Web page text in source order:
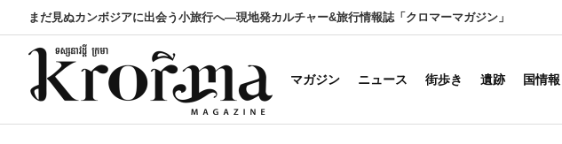
まだ見ぬカンボジアに出会う小旅行へ―現地発カルチャー&旅行情報誌「クロマーマガジン」
マガジン ニュース 街歩き 遺跡 国情報